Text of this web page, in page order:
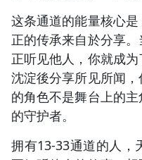
这条通道的能量核心
正的传承来自於分享
正听见他人，你就成
沈淀後分享所见所闻
的角色不是舞台上的
的守护者。
拥有13-33通道的人，